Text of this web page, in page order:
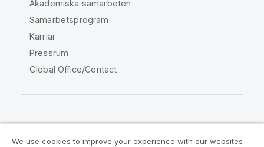
Akademiska samarbeten
Samarbetsprogram
Karriär
Pressrum
Global Office/Contact
We use cookies to improve your experience with our websites